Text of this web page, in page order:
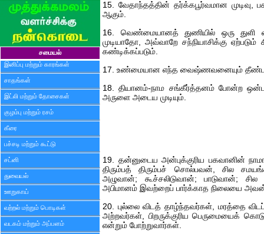
சமையல்
இனிப்பு மற்றும் காரங்கள்
சாதங்கள்
இட்லி மற்றும் தோசைகள்
குழம்பு மற்றும் ரசம்
கீரை
பச்சடி மற்றும் கூட்டு
சட்னி
துவையல்
ஊறுகாய்
வற்றல் மற்றும் பொடிகள்
வடகம் மற்றும் அப்பளம்
15. வேதாந்தத்தின் தர்க்கபூர்வமான
ஆகும்.
16. வெண்மையானத் துணியில் ஒரு
முடியாதோ, அவ்வாறே சந்நியாசிக்கு
கண்டிக்கப்படும்.
17. உண்மையான எந்த வைஷ்ணவனையும்
18. தியானம்-நாம சங்கீர்த்தனம் போன்ற
அருளை அடைய முடியும்.
19. தன்னுடைய அன்புக்குரிய பகவானின்
திரும்பத் திரும்பச் சொல்பவன், சில
அழுவான்; கூச்சலிடுவான்; பாடுவான்;
அபிமானம் இவற்றைப் பார்க்காத நிலையை
20. புல்லை விடத் தாழ்ந்தவர்கள், மரத்தை
அற்றவர்கள், பிறருக்குரிய பெருமையைக்
என்றும் போற்றுவார்கள்.